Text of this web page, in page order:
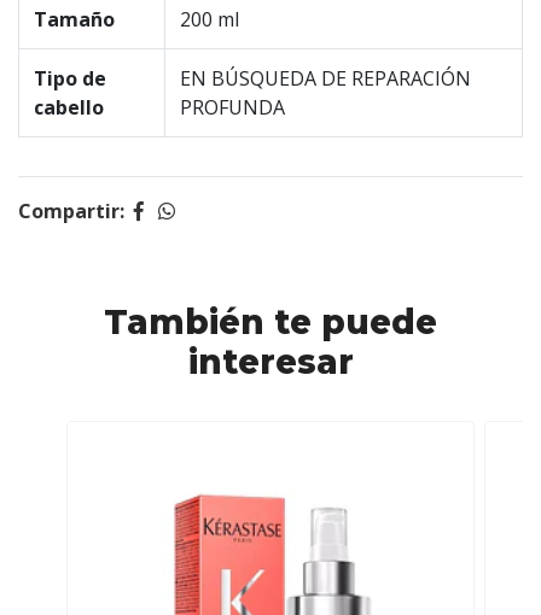
Tamaño 200 ml
Tipo de
cabello
EN BÚSQUEDA DE REPARACIÓN
PROFUNDA
Compartir:
También te puede
interesar